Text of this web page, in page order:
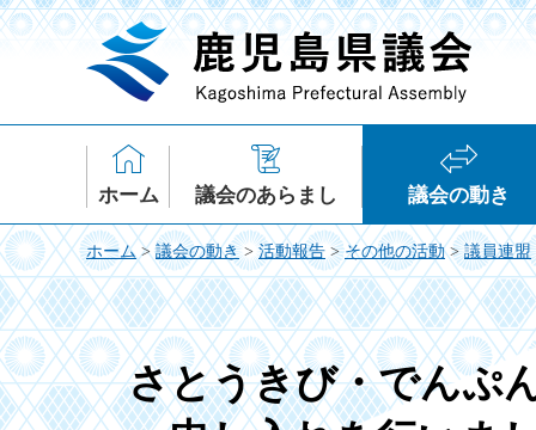
鹿児島県議会
ホーム 議会のあらまし 議会の動き
ホーム >議会の動き>活動報告 >その他の活動>議員連盟
さとうきび・でんぷ